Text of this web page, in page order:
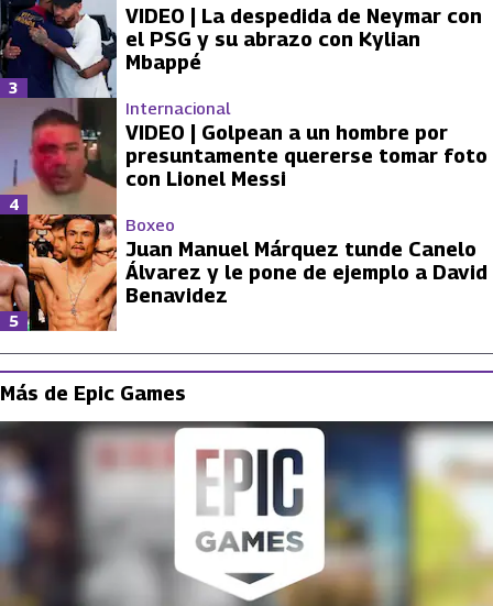
VIDEO | La despedida de Neymar con
el PSG y su abrazo con Kylian
Mbappé
3
Internacional
VIDEO | Golpean a un hombre por
presuntamente quererse tomar foto
con Lionel Messi
4
Boxeo
Juan Manuel Márquez tunde Canelo
Álvarez y le pone de ejemplo a David
Benavidez
5
Más de Epic Games